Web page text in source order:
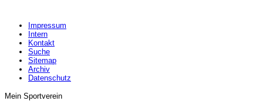
Impressum
Intern
Kontakt
Suche
Sitemap
Archiv
Datenschutz
Mein Sportverein